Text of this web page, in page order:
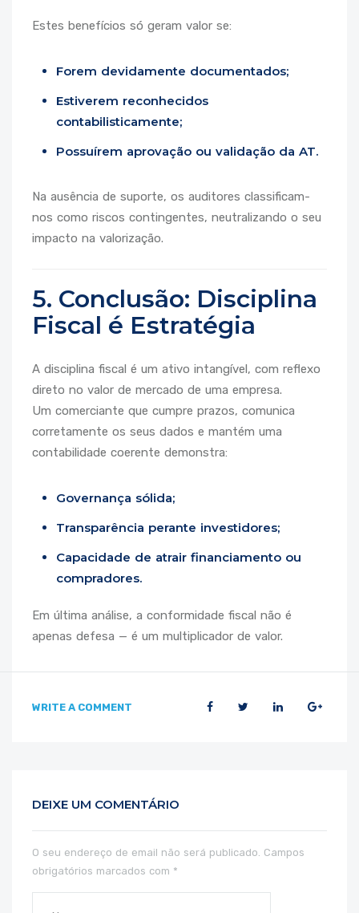
Estes benefícios só geram valor se:
Forem devidamente documentados;
Estiverem reconhecidos
contabilisticamente;
Possuírem aprovação ou validação da AT.
Na ausência de suporte, os auditores classificam-
nos como riscos contingentes, neutralizando o seu
impacto na valorização.
5. Conclusão: Disciplina
Fiscal é Estratégia
A disciplina fiscal é um ativo intangível, com reflexo
direto no valor de mercado de uma empresa.
Um comerciante que cumpre prazos, comunica
corretamente os seus dados e mantém uma
contabilidade coerente demonstra:
Governança sólida;
Transparência perante investidores;
Capacidade de atrair financiamento ou
compradores.
Em última análise, a conformidade fiscal não é
apenas defesa — é um multiplicador de valor.
WRITE A COMMENT
DEIXE UM COMENTÁRIO
O seu endereço de email não será publicado. Campos
obrigatórios marcados com *